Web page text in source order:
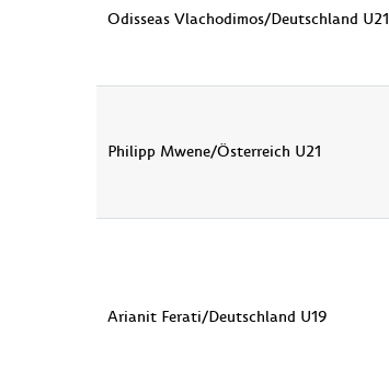
Odisseas Vlachodimos/Deutschland U21
Philipp Mwene/Österreich U21
Arianit Ferati/Deutschland U19